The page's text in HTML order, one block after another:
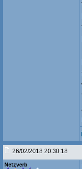
26/02/2018 20:30:18
Netzverb